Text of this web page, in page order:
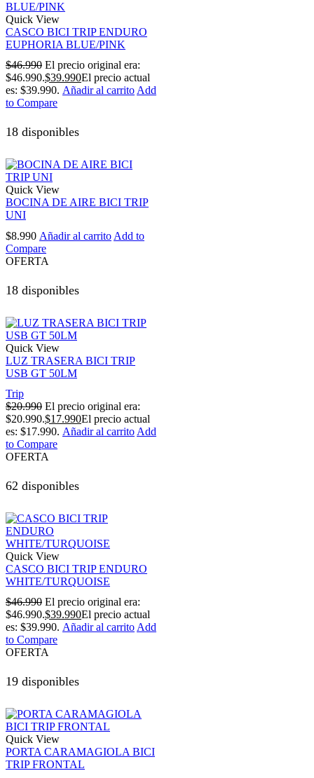
Quick View
CASCO BICI TRIP ENDURO
EUPHORIA BLUE/PINK
$46.990 El precio original era:
$46.990.$39.990El precio actual
es: $39.990. Añadir al carrito Add
to Compare
18 disponibles
Quick View
BOCINA DE AIRE BICI TRIP
UNI
$8.990 Añadir al carrito Add to
Compare
OFERTA
18 disponibles
Quick View
LUZ TRASERA BICI TRIP
USB GT 50LM
Trip
$20.990 El precio original era:
$20.990.$17.990El precio actual
es: $17.990. Añadir al carrito Add
to Compare
OFERTA
62 disponibles
Quick View
CASCO BICI TRIP ENDURO
WHITE/TURQUOISE
$46.990 El precio original era:
$46.990.$39.990El precio actual
es: $39.990. Añadir al carrito Add
to Compare
OFERTA
19 disponibles
Quick View
PORTA CARAMAGIOLA BICI
TRIP FRONTAL